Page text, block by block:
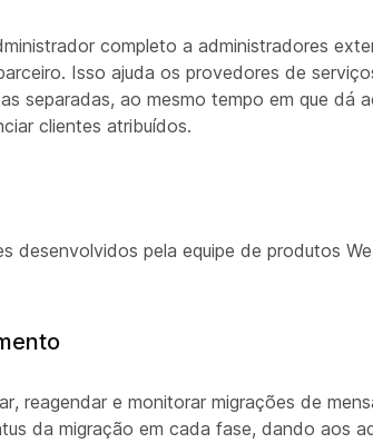
completo a administradores
Isso ajuda os provedores de
separadas, ao mesmo tempo em que dá
clientes atribuídos.
desenvolvidos pela equipe de produtos
reagendar e monitorar migrações de
da migração em cada fase, dando aos